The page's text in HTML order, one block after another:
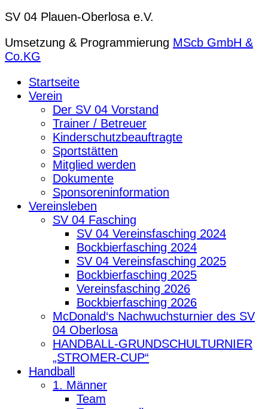
SV 04 Plauen-Oberlosa e.V.
Umsetzung & Programmierung MScb GmbH &
Co.KG
Startseite
Verein
Der SV 04 Vorstand
Trainer / Betreuer
Kinderschutzbeauftragte
Sportstätten
Mitglied werden
Dokumente
Sponsoreninformation
Vereinsleben
SV 04 Fasching
SV 04 Vereinsfasching 2024
Bockbierfasching 2024
SV 04 Vereinsfasching 2025
Bockbierfasching 2025
Vereinsfasching 2026
Bockbierfasching 2026
McDonald‘s Nachwuchsturnier des SV
04 Oberlosa
HANDBALL-GRUNDSCHULTURNIER
„STROMER-CUP“
Handball
1. Männer
Team